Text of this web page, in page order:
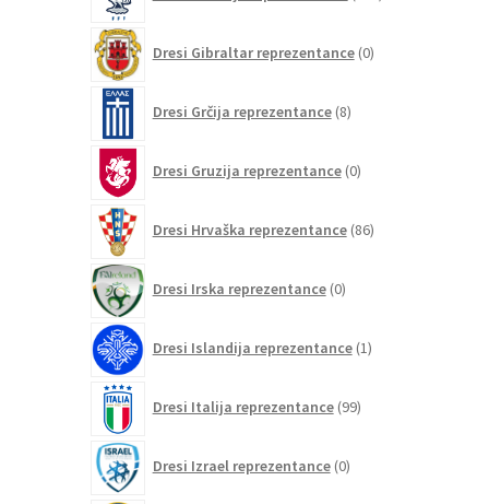
Dresi Gibraltar reprezentance 0izdelkov
Dresi Grčija reprezentance 8izdelkov
Dresi Gruzija reprezentance 0izdelkov
Dresi Hrvaška reprezentance 86izdelkov
Dresi Irska reprezentance 0izdelkov
Dresi Islandija reprezentance 1izdelek
Dresi Italija reprezentance 99izdelkov
Dresi Izrael reprezentance 0izdelkov